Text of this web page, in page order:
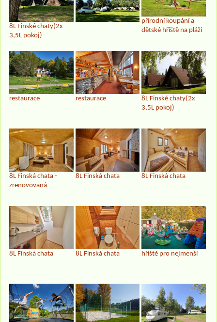
8L Finské chaty(2x
3,5L pokoj)
přírodní koupání a
dětské hřiště na pláži
restaurace restaurace
8L Finské chaty(2x
3,5L pokoj)
8L Finská chata -
zrenovovaná
8L Finská chata 8L Finská chata
8L Finská chata 8L Finská chata hřiště pro nejmenší